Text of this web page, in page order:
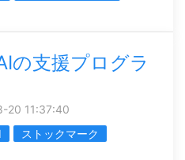
の支援プログラ
20 11:37:40
ストックマーク